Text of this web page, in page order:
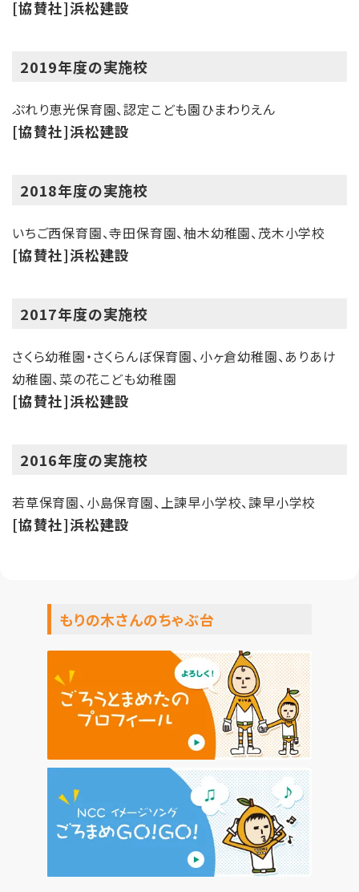
[協賛社]浜松建設
2019年度の実施校
ぷれり恵光保育園、認定こども園ひまわりえん
[協賛社]浜松建設
2018年度の実施校
いちご西保育園、寺田保育園、柚木幼稚園、茂木小学校
[協賛社]浜松建設
2017年度の実施校
さくら幼稚園・さくらんぼ保育園、小ヶ倉幼稚園、ありあけ
幼稚園、菜の花こども幼稚園
[協賛社]浜松建設
2016年度の実施校
若草保育園、小島保育園、上諫早小学校、諫早小学校
[協賛社]浜松建設
もりの木さんのちゃぶ台